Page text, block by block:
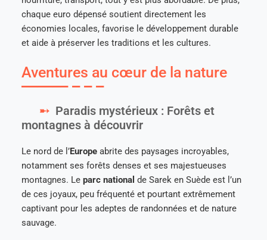
chaque euro dépensé soutient directement les
économies locales, favorise le développement durable
et aide à préserver les traditions et les cultures.
Aventures au cœur de la nature
Paradis mystérieux : Forêts et
montagnes à découvrir
Le nord de l’Europe abrite des paysages incroyables,
notamment ses forêts denses et ses majestueuses
montagnes. Le parc national de Sarek en Suède est l’un
de ces joyaux, peu fréquenté et pourtant extrêmement
captivant pour les adeptes de randonnées et de nature
sauvage.